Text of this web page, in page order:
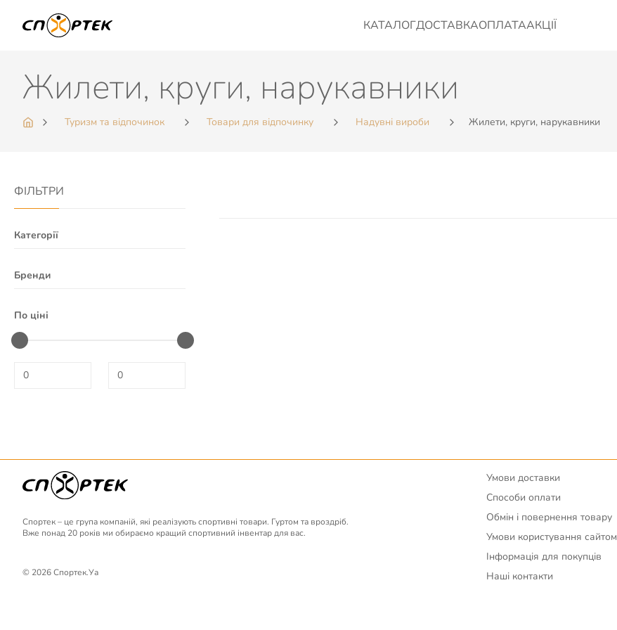
КАТАЛОГДОСТАВКАОПЛАТААКЦІЇ
Жилети, круги, нарукавники
Туризм та відпочинок Товари для відпочинку Надувні вироби Жилети, круги, нарукавники
ФІЛЬТРИ
Категорії
Бренди
По ціні
Спортек – це група компаній, які реалізують спортивні товари. Гуртом та вроздріб.
Вже понад 20 років ми обираємо кращий спортивний інвентар для вас.
© 2026 Спортек.Уа
Умови доставки
Способи оплати
Обмін і повернення товару
Умови користування сайтом
Інформація для покупців
Наші контакти